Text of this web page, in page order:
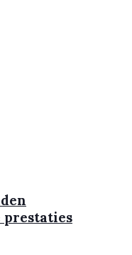
prestaties